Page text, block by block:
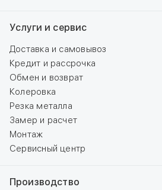
Услуги и сервис
Доставка и самовывоз
Кредит и рассрочка
Обмен и возврат
Колеровка
Резка металла
Замер и расчет
Монтаж
Сервисный центр
Производство